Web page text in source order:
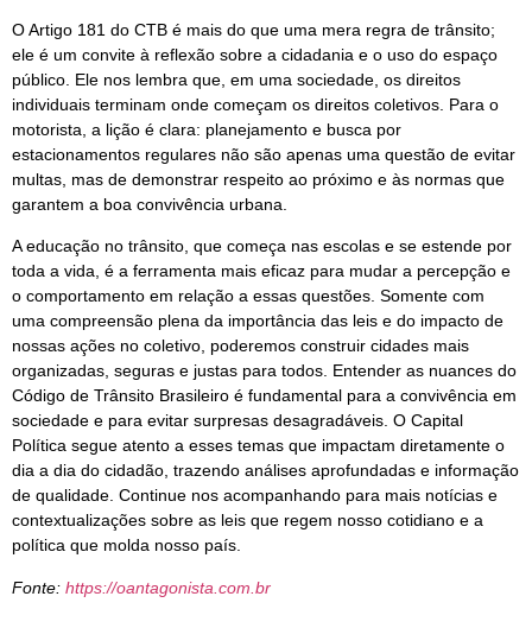
O Artigo 181 do CTB é mais do que uma mera regra de trânsito;
ele é um convite à reflexão sobre a cidadania e o uso do espaço
público. Ele nos lembra que, em uma sociedade, os direitos
individuais terminam onde começam os direitos coletivos. Para o
motorista, a lição é clara: planejamento e busca por
estacionamentos regulares não são apenas uma questão de evitar
multas, mas de demonstrar respeito ao próximo e às normas que
garantem a boa convivência urbana.
A educação no trânsito, que começa nas escolas e se estende por
toda a vida, é a ferramenta mais eficaz para mudar a percepção e
o comportamento em relação a essas questões. Somente com
uma compreensão plena da importância das leis e do impacto de
nossas ações no coletivo, poderemos construir cidades mais
organizadas, seguras e justas para todos. Entender as nuances do
Código de Trânsito Brasileiro é fundamental para a convivência em
sociedade e para evitar surpresas desagradáveis. O Capital
Política segue atento a esses temas que impactam diretamente o
dia a dia do cidadão, trazendo análises aprofundadas e informação
de qualidade. Continue nos acompanhando para mais notícias e
contextualizações sobre as leis que regem nosso cotidiano e a
política que molda nosso país.
Fonte: https://oantagonista.com.br